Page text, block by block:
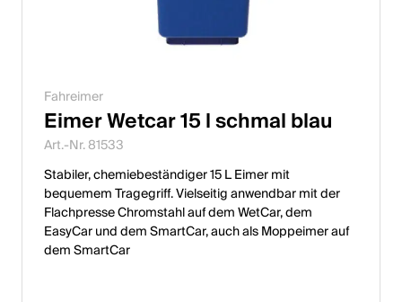
Fahreimer
Eimer Wetcar 15 l schmal blau
Art.-Nr. 81533
Stabiler, chemiebeständiger 15 L Eimer mit
bequemem Tragegriff. Vielseitig anwendbar mit der
Flachpresse Chromstahl auf dem WetCar, dem
EasyCar und dem SmartCar, auch als Moppeimer auf
dem SmartCar